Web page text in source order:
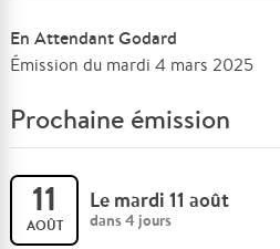
En Attendant Godard
Émission du mardi 4 mars 2025
Prochaine émission
11
AOÛT
Le mardi 11 août
dans 4 jours